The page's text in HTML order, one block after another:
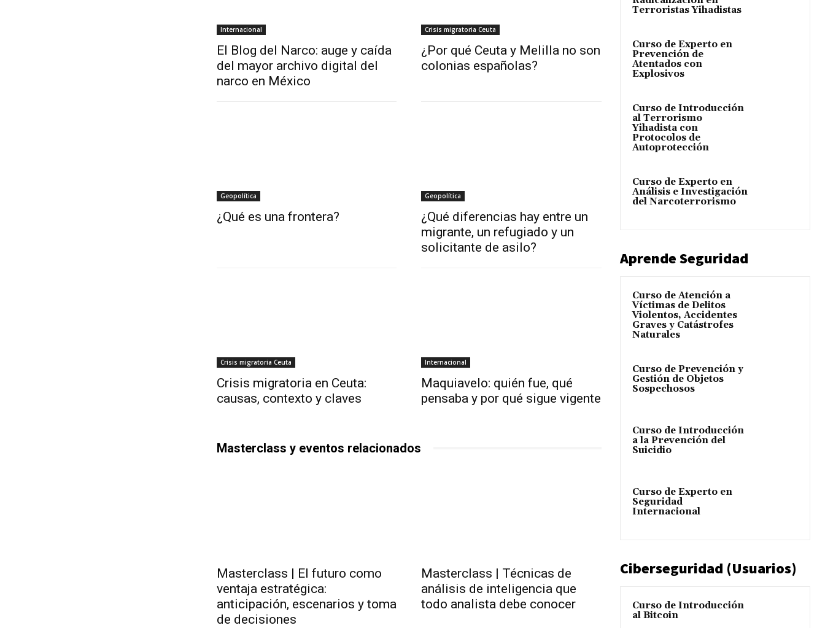
Internacional
El Blog del Narco: auge y caída
del mayor archivo digital del
narco en México
Crisis migratoria Ceuta
¿Por qué Ceuta y Melilla no son
colonias españolas?
Geopolítica
¿Qué es una frontera?
Geopolítica
¿Qué diferencias hay entre un
migrante, un refugiado y un
solicitante de asilo?
Crisis migratoria Ceuta
Crisis migratoria en Ceuta:
causas, contexto y claves
Internacional
Maquiavelo: quién fue, qué
pensaba y por qué sigue vigente
Masterclass y eventos relacionados
Masterclass | El futuro como
ventaja estratégica:
anticipación, escenarios y toma
de decisiones
Masterclass | Técnicas de
análisis de inteligencia que
todo analista debe conocer
Terroristas Yihadistas
Curso de Experto en
Prevención de
Atentados con
Explosivos
Curso de Introducción
al Terrorismo
Yihadista con
Protocolos de
Autoprotección
Curso de Experto en
Análisis e Investigación
del Narcoterrorismo
Aprende Seguridad
Curso de Atención a
Víctimas de Delitos
Violentos, Accidentes
Graves y Catástrofes
Naturales
Curso de Prevención y
Gestión de Objetos
Sospechosos
Curso de Introducción
a la Prevención del
Suicidio
Curso de Experto en
Seguridad
Internacional
Ciberseguridad (Usuarios)
Curso de Introducción
al Bitcoin